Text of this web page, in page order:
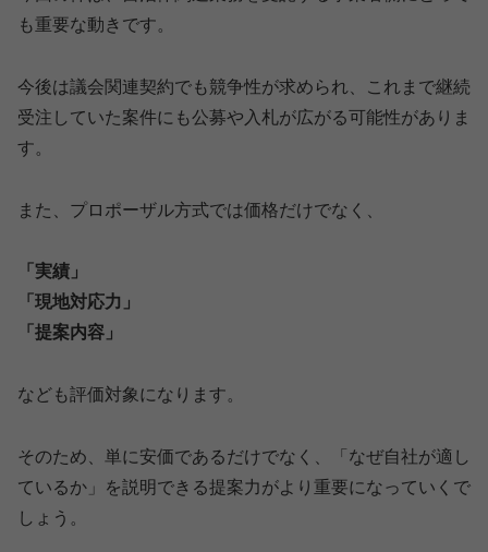
も重要な動きです。
今後は議会関連契約でも競争性が求められ、これまで継続
受注していた案件にも公募や入札が広がる可能性がありま
す。
また、プロポーザル方式では価格だけでなく、
「実績」
「現地対応力」
「提案内容」
なども評価対象になります。
そのため、単に安価であるだけでなく、「なぜ自社が適し
ているか」を説明できる提案力がより重要になっていくで
しょう。